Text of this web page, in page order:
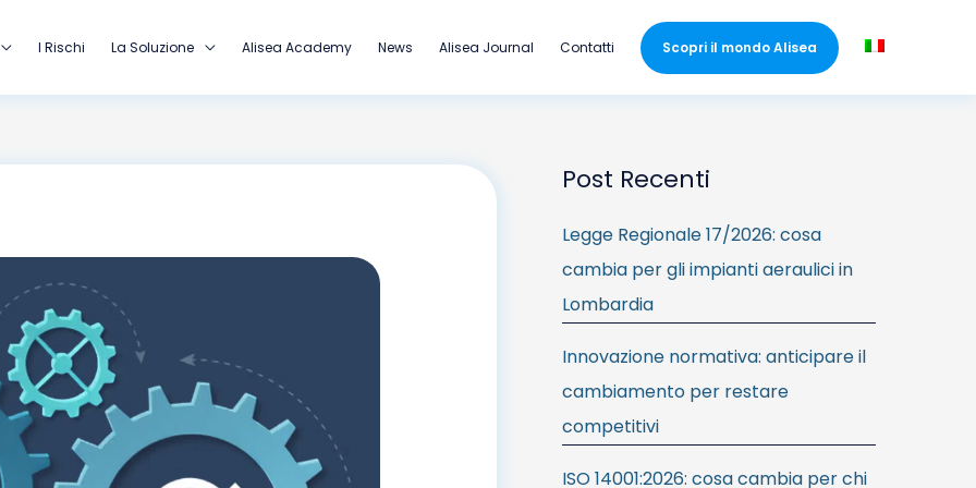
I Rischi La Soluzione Alisea Academy News Alisea Journal Contatti Scopri il mondo Alisea
Post Recenti
Legge Regionale 17/2026: cosa
cambia per gli impianti aeraulici in
Lombardia
Innovazione normativa: anticipare il
cambiamento per restare
competitivi
ISO 14001:2026: cosa cambia per chi